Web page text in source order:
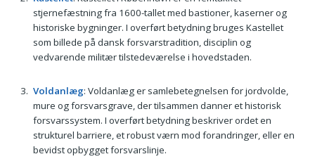
stjernefæstning fra 1600-tallet med bastioner, kaserner og
historiske bygninger. I overført betydning bruges Kastellet
som billede på dansk forsvarstradition, disciplin og
vedvarende militær tilstedeværelse i hovedstaden.
Voldanlæg: Voldanlæg er samlebetegnelsen for jordvolde,
mure og forsvarsgrave, der tilsammen danner et historisk
forsvarssystem. I overført betydning beskriver ordet en
strukturel barriere, et robust værn mod forandringer, eller en
bevidst opbygget forsvarslinje.